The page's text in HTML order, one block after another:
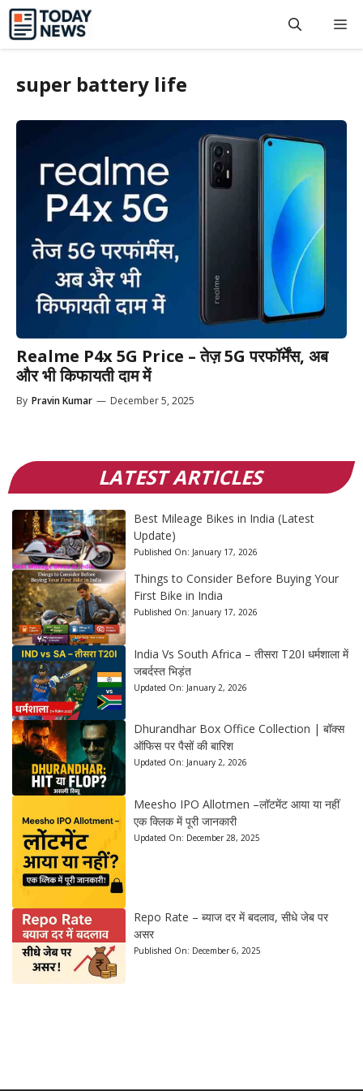
Skip
content
super battery life
Realme P4x 5G Price – तेज़ 5G परफॉर्मेंस, अब
और भी किफायती दाम में
By Pravin Kumar — December 5, 2025
LATEST ARTICLES
Best Mileage Bikes in India (Latest
Update)
Published On: January 17, 2026
Things to Consider Before Buying Your
First Bike in India
Published On: January 17, 2026
India Vs South Africa – तीसरा T20I धर्मशाला में
जबर्दस्त भिड़ंत
Updated On: January 2, 2026
Dhurandhar Box Office Collection | बॉक्स
ऑफिस पर पैसों की बारिश
Updated On: January 2, 2026
Meesho IPO Allotmen –लॉटमेंट आया या नहीं
एक क्लिक में पूरी जानकारी
Updated On: December 28, 2025
Repo Rate – ब्याज दर में बदलाव, सीधे जेब पर
असर
Published On: December 6, 2025